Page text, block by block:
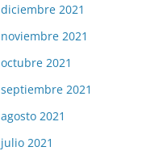
diciembre 2021
noviembre 2021
octubre 2021
septiembre 2021
agosto 2021
julio 2021